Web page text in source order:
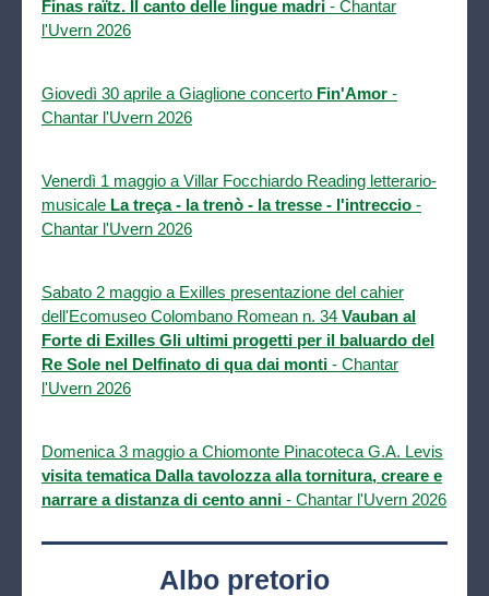
Finas raïtz. Il canto delle lingue madri - Chantar
l'Uvern 2026
Giovedì 30 aprile a Giaglione concerto Fin'Amor -
Chantar l'Uvern 2026
Venerdì 1 maggio a Villar Focchiardo Reading letterario-
musicale La treça - la trenò - la tresse - l'intreccio -
Chantar l'Uvern 2026
Sabato 2 maggio a Exilles presentazione del cahier
dell'Ecomuseo Colombano Romean n. 34 Vauban al
Forte di Exilles Gli ultimi progetti per il baluardo del
Re Sole nel Delfinato di qua dai monti - Chantar
l'Uvern 2026
Domenica 3 maggio a Chiomonte Pinacoteca G.A. Levis
visita tematica Dalla tavolozza alla tornitura, creare e
narrare a distanza di cento anni - Chantar l'Uvern 2026
Albo pretorio